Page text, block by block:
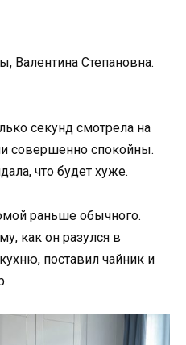
Валентина Степановна.
секунд смотрела на
совершенно спокойны.
что будет хуже.
раньше обычного.
как он разулся в
поставил чайник и